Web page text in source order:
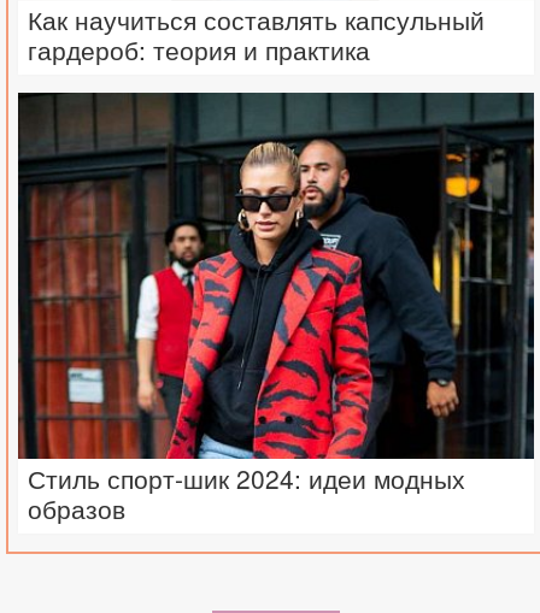
Как научиться составлять капсульный
гардероб: теория и практика
Стиль спорт-шик 2024: идеи модных
образов